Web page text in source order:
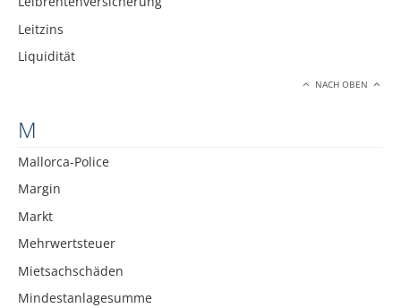
Leitzins
Liquidität
NACH OBEN
M
Mallorca-Police
Margin
Markt
Mehrwertsteuer
Mietsachschäden
Mindestanlagesumme